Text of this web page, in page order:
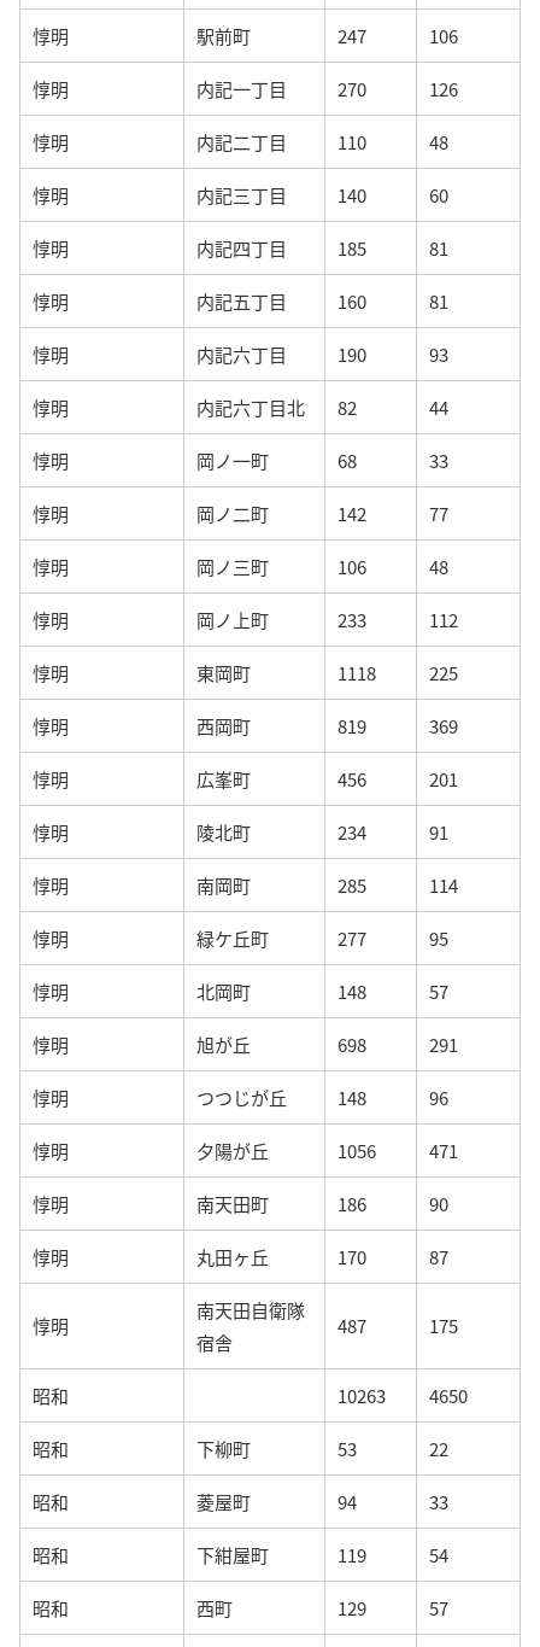
惇明 駅前町 247 106
惇明 内記一丁目 270 126
惇明 内記二丁目 110 48
惇明 内記三丁目 140 60
惇明 内記四丁目 185 81
惇明 内記五丁目 160 81
惇明 内記六丁目 190 93
惇明 内記六丁目北 82 44
惇明 岡ノ一町 68 33
惇明 岡ノ二町 142 77
惇明 岡ノ三町 106 48
惇明 岡ノ上町 233 112
惇明 東岡町 1118 225
惇明 西岡町 819 369
惇明 広峯町 456 201
惇明 陵北町 234 91
惇明 南岡町 285 114
惇明 緑ケ丘町 277 95
惇明 北岡町 148 57
惇明 旭が丘 698 291
惇明 つつじが丘 148 96
惇明 夕陽が丘 1056 471
惇明 南天田町 186 90
惇明 丸田ヶ丘 170 87
惇明
南天田自衛隊
宿舎
487 175
昭和 10263 4650
昭和 下柳町 53 22
昭和 菱屋町 94 33
昭和 下紺屋町 119 54
昭和 西町 129 57